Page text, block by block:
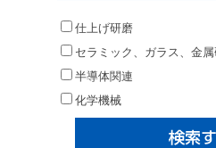
仕上げ研磨
セラミック、ガラス、金
半導体関連
化学機械